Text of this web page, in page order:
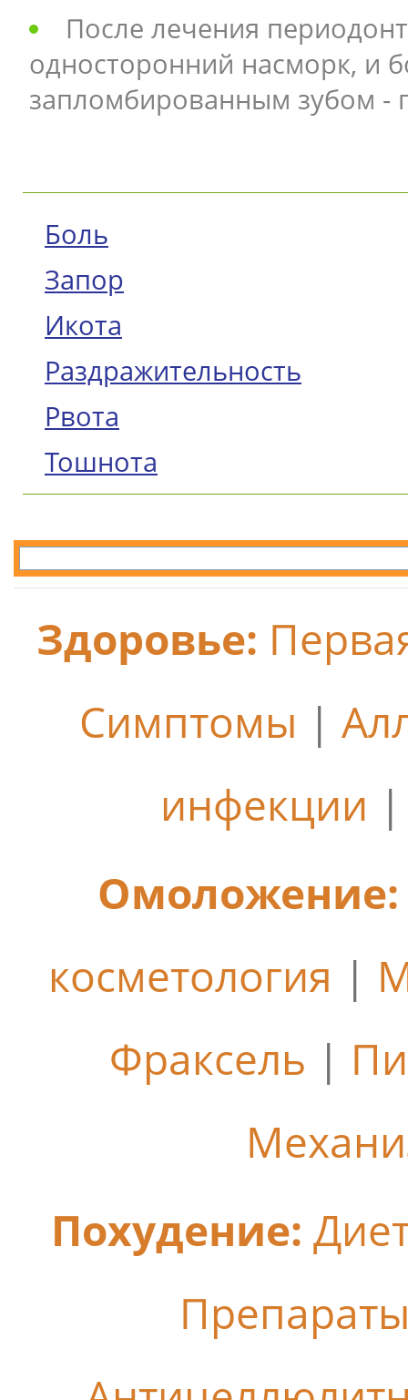
После лечения
односторонний насморк, и
запломбированным зубом -
Боль
Запор
Икота
Раздражительность
Рвота
Тошнота
Здоровье:
Симптомы |
инфекции
Омоложение:
косметология |
Фраксель |
Похудение: